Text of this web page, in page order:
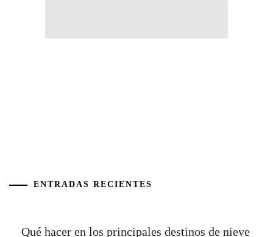
ENTRADAS RECIENTES
Qué hacer en los principales destinos de nieve